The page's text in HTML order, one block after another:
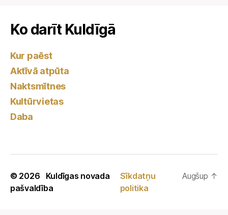
Ko darīt Kuldīgā
Kur paēst
Aktīvā atpūta
Naktsmītnes
Kultūrvietas
Daba
© 2026 Kuldīgas novada
pašvaldība
Sīkdatņu
politika
Augšup ↑